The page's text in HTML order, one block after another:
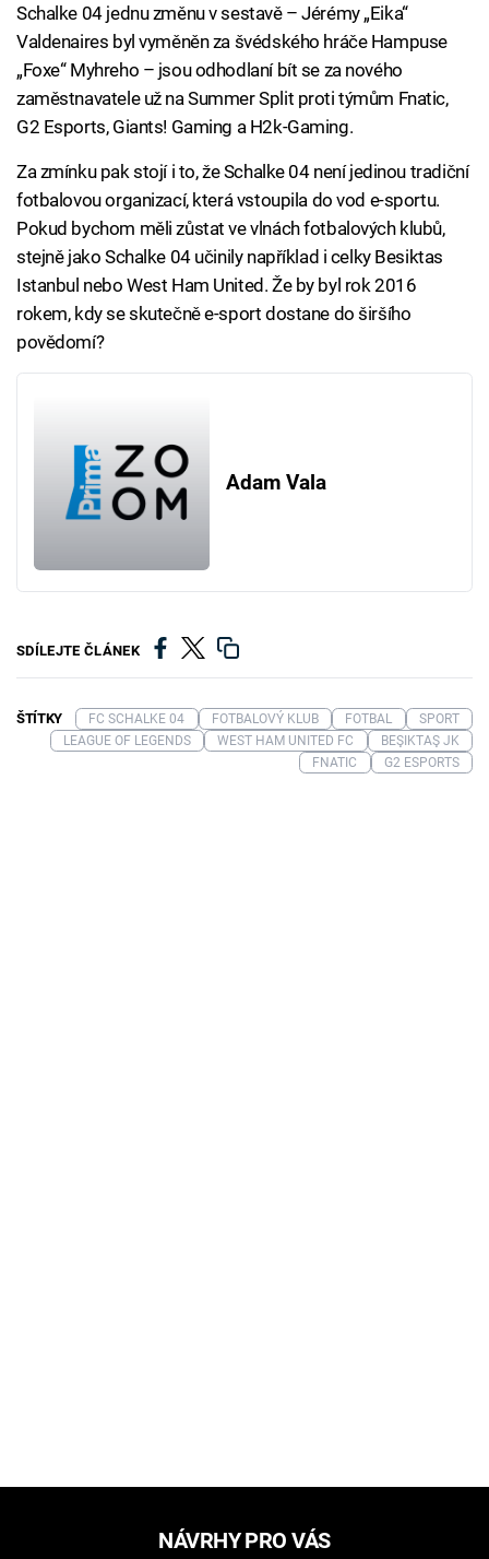
Schalke 04 jednu změnu v sestavě – Jérémy „Eika“
Valdenaires byl vyměněn za švédského hráče Hampuse
„Foxe“ Myhreho – jsou odhodlaní bít se za nového
zaměstnavatele už na Summer Split proti týmům Fnatic,
G2 Esports, Giants! Gaming a H2k-Gaming.
Za zmínku pak stojí i to, že Schalke 04 není jedinou tradiční
fotbalovou organizací, která vstoupila do vod e-sportu.
Pokud bychom měli zůstat ve vlnách fotbalových klubů,
stejně jako Schalke 04 učinily například i celky Besiktas
Istanbul nebo West Ham United. Že by byl rok 2016
rokem, kdy se skutečně e-sport dostane do širšího
povědomí?
Adam Vala
SDÍLEJTE ČLÁNEK
ŠTÍTKY FC SCHALKE 04 FOTBALOVÝ KLUB FOTBAL
SPORT
LEAGUE OF LEGENDS
WEST HAM UNITED FC
BEŞIKTAŞ JK
FNATIC
G2 ESPORTS
NÁVRHY PRO VÁS